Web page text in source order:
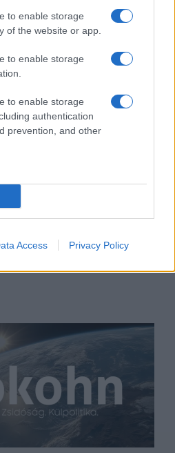
to enable storage
of the website or app.
to enable storage
to enable storage
authentication
prevention, and other
Access Privacy Policy
a Likud és
között?